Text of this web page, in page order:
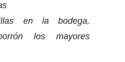
en la bodega,
los mayores